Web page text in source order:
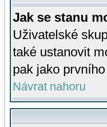
Jak se stanu
Uživatelské
také ustanovit
pak jako
Návrat nahoru